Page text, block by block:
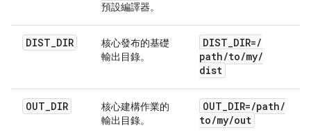
預設編譯器。
DIST_DIR
核心發布的基礎
輸出目錄。
DIST_DIR=/
path/to/my/
dist
OUT_DIR
核心建構作業的
輸出目錄。
OUT_DIR=/path/
to/my/out